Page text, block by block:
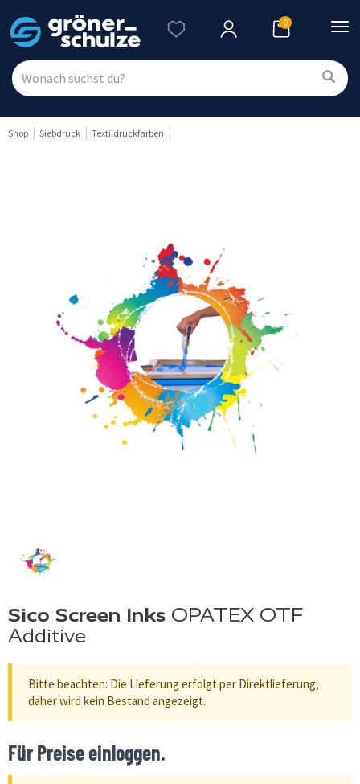
0
Shop Siebdruck Textildruckfarben
Sico Screen Inks OPATEX OTF
Additive
Bitte beachten: Die Lieferung erfolgt per Direktlieferung,
daher wird kein Bestand angezeigt.
Für Preise einloggen.